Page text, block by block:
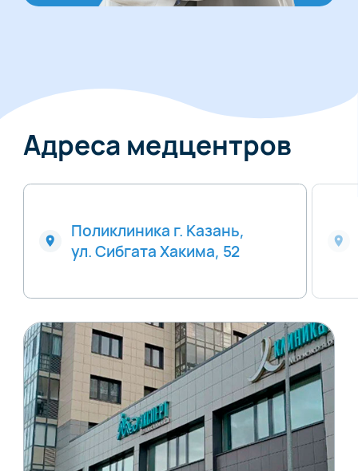
Адреса медцентров
Поликлиника г. Казань,
ул. Сибгата Хакима, 52